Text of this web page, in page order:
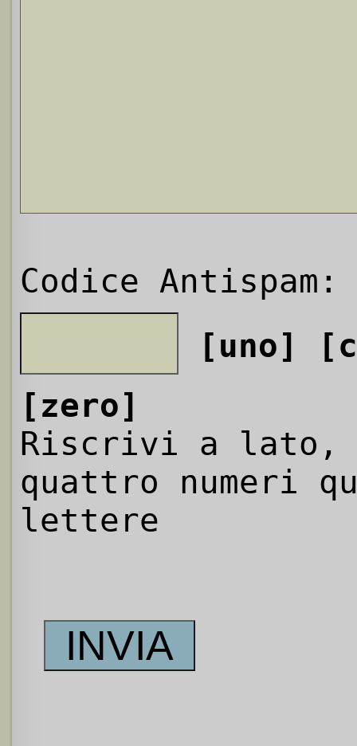
Codice Antispam:
[uno]
[zero]
Riscrivi a
quattro numeri
lettere